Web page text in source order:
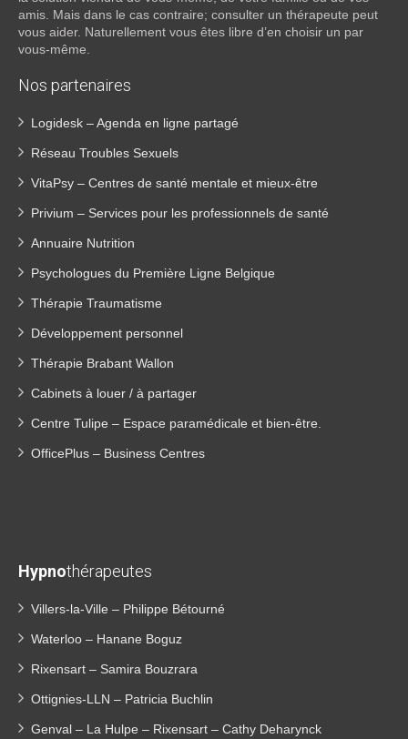
amis. Mais dans le cas contraire; consulter un thérapeute peut
vous aider. Naturellement vous êtes libre d’en choisir un par
vous-même.
Nos partenaires
Logidesk – Agenda en ligne partagé
Réseau Troubles Sexuels
VitaPsy – Centres de santé mentale et mieux-être
Privium – Services pour les professionnels de santé
Annuaire Nutrition
Psychologues du Première Ligne Belgique
Thérapie Traumatisme
Développement personnel
Thérapie Brabant Wallon
Cabinets à louer / à partager
Centre Tulipe – Espace paramédicale et bien-être.
OfficePlus – Business Centres
Hypnothérapeutes
Villers-la-Ville – Philippe Bétourné
Waterloo – Hanane Boguz
Rixensart – Samira Bouzrara
Ottignies-LLN – Patricia Buchlin
Genval – La Hulpe – Rixensart – Cathy Deharynck